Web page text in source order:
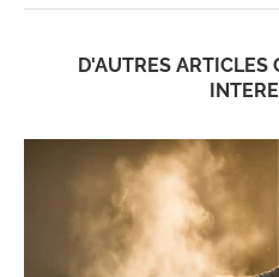
D'AUTRES ARTICLES